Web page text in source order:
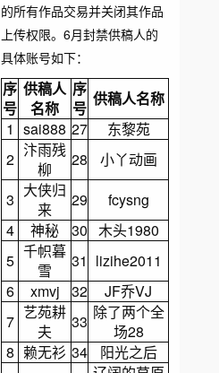
的所有作品交易并关闭其作品
上传权限。6月封禁供稿人的
具体账号如下：
序
号
供稿人
名称
序
号 供稿人名称
1 sai888 27
东黎苑
2 汴雨残
柳
28
小丫动画
3 大侠归
来
29
fcysng
4
神秘 30 木头1980
5 千帜暮
雪
31 lizihe2011
6
xmvj 32
JF乔VJ
7 艺苑耕
夫
33 除了两个全
场28
8 赖无衫 34
阳光之后